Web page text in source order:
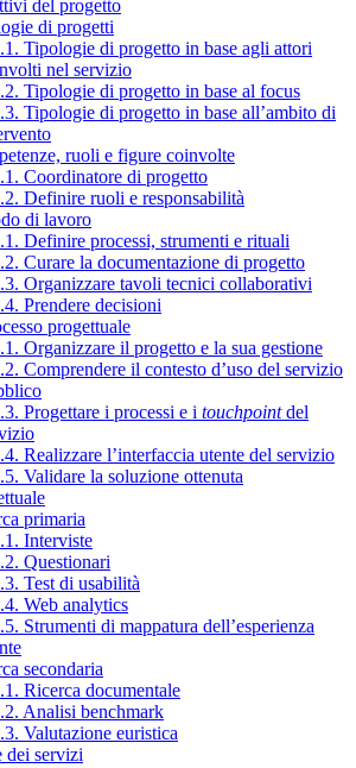
del progetto
di progetti
Tipologie di progetto in base agli attori
nel servizio
Tipologie di progetto in base al focus
Tipologie di progetto in base all’ambito di
ruoli e figure coinvolte
Coordinatore di progetto
Definire ruoli e responsabilità
di lavoro
Definire processi, strumenti e rituali
Curare la documentazione di progetto
Organizzare tavoli tecnici collaborativi
Prendere decisioni
progettuale
Organizzare il progetto e la sua gestione
Comprendere il contesto d’uso del servizio
Progettare i processi e i touchpointdel
Realizzare l’interfaccia utente del servizio
Validare la soluzione ottenuta
primaria
Interviste
Questionari
Test di usabilità
Web analytics
Strumenti di mappatura dell’esperienza
secondaria
Ricerca documentale
Analisi benchmark
Valutazione euristica
dei servizi